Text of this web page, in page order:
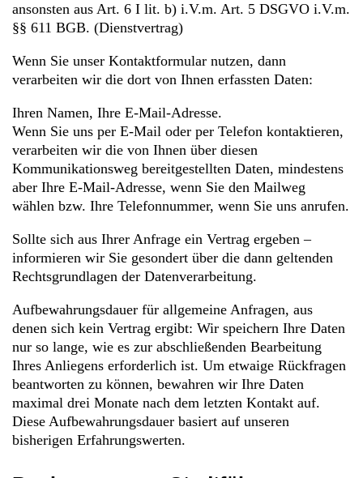
ansonsten aus Art. 6 I lit. b) i.V.m. Art. 5 DSGVO i.V.m.
§§ 611 BGB. (Dienstvertrag)
Wenn Sie unser Kontaktformular nutzen, dann
verarbeiten wir die dort von Ihnen erfassten Daten:
Ihren Namen, Ihre E-Mail-Adresse.
Wenn Sie uns per E-Mail oder per Telefon kontaktieren,
verarbeiten wir die von Ihnen über diesen
Kommunikationsweg bereitgestellten Daten, mindestens
aber Ihre E-Mail-Adresse, wenn Sie den Mailweg
wählen bzw. Ihre Telefonnummer, wenn Sie uns anrufen.
Sollte sich aus Ihrer Anfrage ein Vertrag ergeben –
informieren wir Sie gesondert über die dann geltenden
Rechtsgrundlagen der Datenverarbeitung.
Aufbewahrungsdauer für allgemeine Anfragen, aus
denen sich kein Vertrag ergibt: Wir speichern Ihre Daten
nur so lange, wie es zur abschließenden Bearbeitung
Ihres Anliegens erforderlich ist. Um etwaige Rückfragen
beantworten zu können, bewahren wir Ihre Daten
maximal drei Monate nach dem letzten Kontakt auf.
Diese Aufbewahrungsdauer basiert auf unseren
bisherigen Erfahrungswerten.